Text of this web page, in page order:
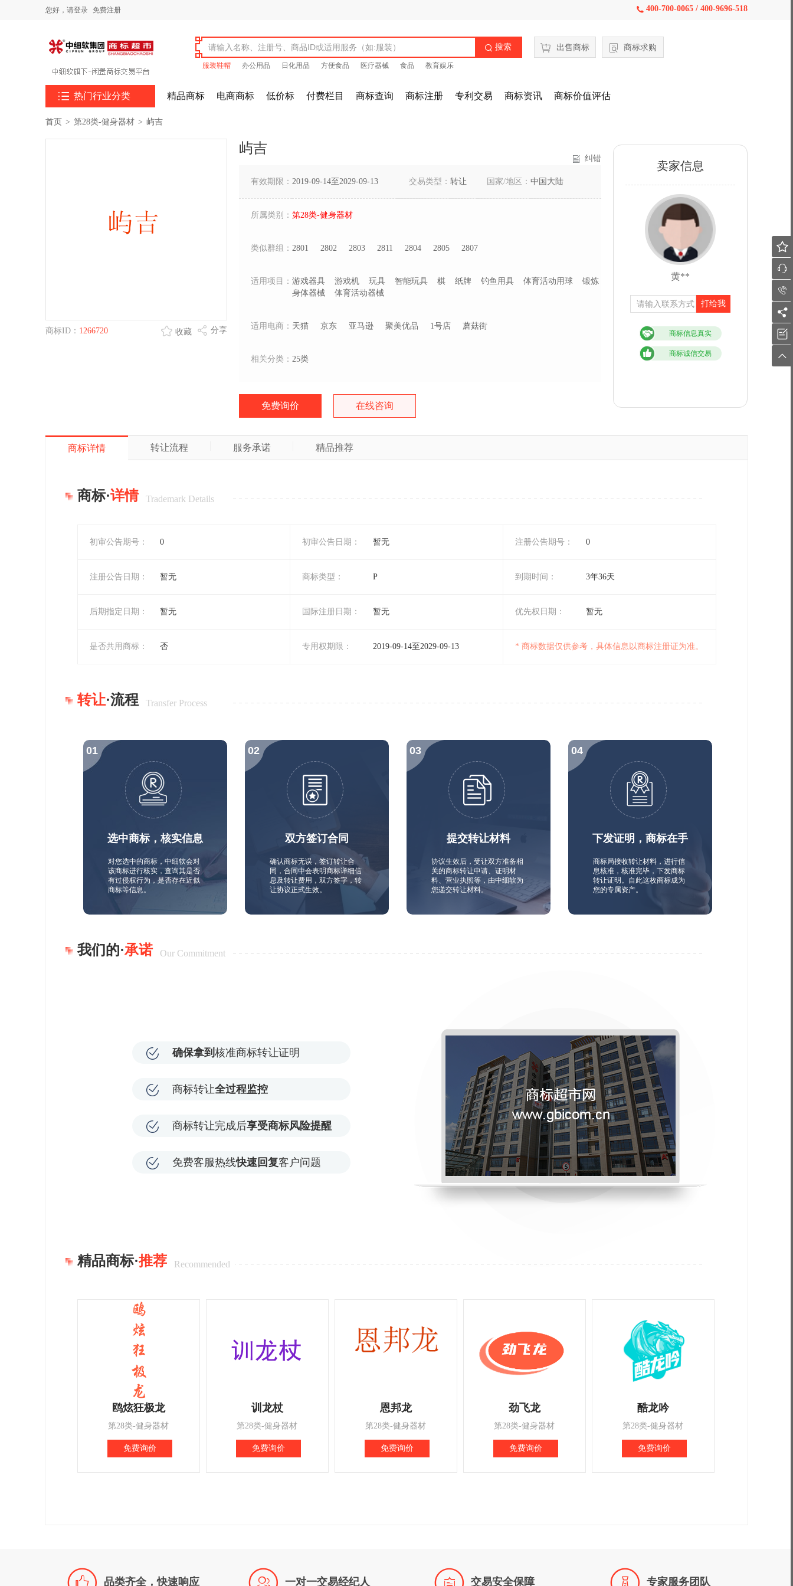
您好， 请登录 免费注册  400-700-0065 / 400-9696-518
 搜索
服装鞋帽 办公用品 日化用品 方便食品 医疗器械 食品 教育娱乐
出售商标 商标求购
 热门行业分类 精品商标 电商商标 低价标 付费栏目 商标查询 商标注册 专利交易 商标资讯 商标价值评估
首页 > 第28类-健身器材 > 屿吉
商标ID： 1266720 分享
收藏
屿吉
纠错
有效期限： 2019-09-14至2029-09-13 交易类型： 转让 国家/地区： 中国大陆
所属类别： 第28类-健身器材
类似群组： 2801 2802 2803 2811 2804 2805 2807
适用项目： 游戏器具 游戏机 玩具 智能玩具 棋 纸牌 钓鱼用具 体育活动用球
锻炼
身体器械
体育活动器械
适用电商： 天猫 京东 亚马逊 聚美优品 1号店 蘑菇街
相关分类： 25类
免费询价 在线咨询
卖家信息
黄**
打给我
商标信息真实
商标诚信交易
商标详情 转让流程 服务承诺 精品推荐
商标·详情 Trademark Details
初审公告期号： 0 初审公告日期： 暂无 注册公告期号： 0
注册公告日期： 暂无 商标类型： P 到期时间： 3年36天
后期指定日期： 暂无 国际注册日期： 暂无 优先权日期： 暂无
是否共用商标： 否 专用权期限： 2019-09-14至2029-09-13 * 商标数据仅供参考，具体信息以商标注册证为准。
转让·流程 Transfer Process
选中商标，核实信息
对您选中的商标，中细软会对
该商标进行核实，查询其是否
有过侵权行为，是否存在近似
商标等信息。
双方签订合同
确认商标无误，签订转让合
同，合同中会表明商标详细信
息及转让费用，双方签字，转
让协议正式生效。
提交转让材料
协议生效后，受让双方准备相
关的商标转让申请、证明材
料、营业执照等，由中细软为
您递交转让材料。
下发证明，商标在手
商标局接收转让材料，进行信
息核准，核准完毕，下发商标
转让证明。自此这枚商标成为
您的专属资产。
我们的·承诺 Our Commitment
确保拿到 核准商标转让证明
商标转让全过程监控
商标转让完成后享受商标风险提醒
免费客服热线快速回复客户问题
精品商标·推荐 Recommended
鸥炫狂极龙
第28类-健身器材
免费询价
训龙杖
第28类-健身器材
免费询价
恩邦龙
第28类-健身器材
免费询价
劲飞龙
第28类-健身器材
免费询价
酷龙吟
第28类-健身器材
免费询价
品类齐全，快速响应 一对一交易经纪人 交易安全保障 专家服务团队





